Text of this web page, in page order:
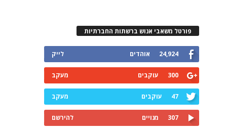
פורטל משאבי אנוש ברשתות החברתיות
24,924 אוהדים לייק
300 עוקבים מעקב
47 עוקבים מעקב
307 מנויים להירשם